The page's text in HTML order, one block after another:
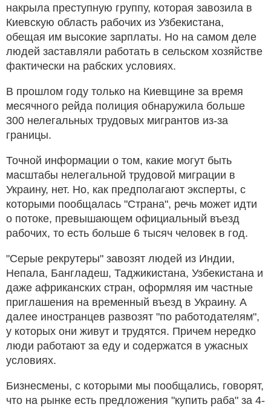
накрыла преступную группу, которая завозила в
Киевскую область рабочих из Узбекистана,
обещая им высокие зарплаты. Но на самом деле
людей заставляли работать в сельском хозяйстве
фактически на рабских условиях.
В прошлом году только на Киевщине за время
месячного рейда полиция обнаружила больше
300 нелегальных трудовых мигрантов из-за
границы.
Точной информации о том, какие могут быть
масштабы нелегальной трудовой миграции в
Украину, нет. Но, как предполагают эксперты, с
которыми пообщалась "Страна", речь может идти
о потоке, превышающем официальный въезд
рабочих, то есть больше 6 тысяч человек в год.
"Серые рекрутеры" завозят людей из Индии,
Непала, Бангладеш, Таджикистана, Узбекистана и
даже африканских стран, оформляя им частные
приглашения на временный въезд в Украину. А
далее иностранцев развозят "по работодателям",
у которых они живут и трудятся. Причем нередко
люди работают за еду и содержатся в ужасных
условиях.
Бизнесмены, с которыми мы пообщались, говорят,
что на рынке есть предложения "купить раба" за 4-